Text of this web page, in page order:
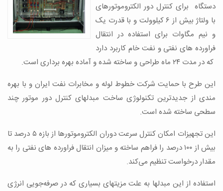
دستگاه برای کنترل دور الکتروموتورهای
با ولتاژ بیش از ۶ کیلوولت و با قدرت یک
و نیم مگاوات برای استفاده در انتقال
فراورده های نفتی و نفت خام کاربرد دارد
که در مدت ۲۴ ماه طراحی و ساخته شده و آماده بهره برداری است.
این طرح با حمایت شرکت خطوط لوله و مخابرات نفت ایران و با بهره
مندی از جدیدترین تکنولوژی ساخت مبدلهای کنترل دور موتور چند
سطحی ساخته شده است.
این تجهیزات امکان کنترل سرعت دوران الکتروموتورها از بازه ۵ درصد تا
بیش از ۱۰۰ درصد را فراهم ساخته و میزان انتقال فراورده های نفتی را به
مقدار درخواست تنظیم می‌کند.
استفاده از این مبدلها به علت مزیتهای بسیاری که در صرفه‌جویی انرژی